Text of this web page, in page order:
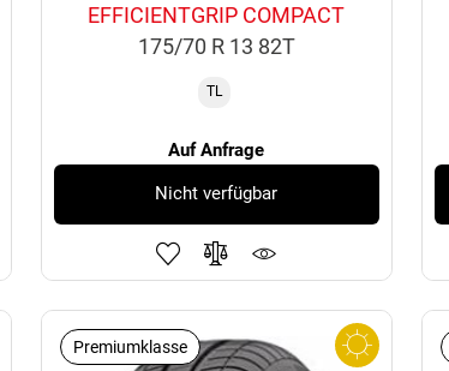
EFFICIENTGRIP COMPACT
175/70 R 13 82T
TL
Auf Anfrage
Nicht verfügbar
Premiumklasse